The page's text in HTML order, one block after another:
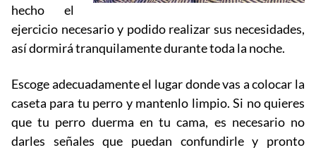
hecho el
ejercicio necesario y podido realizar sus necesidades,
así dormirá tranquilamente durante toda la noche.
Escoge adecuadamente el lugar donde vas a colocar la
caseta para tu perro y mantenlo limpio. Si no quieres
que tu perro duerma en tu cama, es necesario no
darles señales que puedan confundirle y pronto